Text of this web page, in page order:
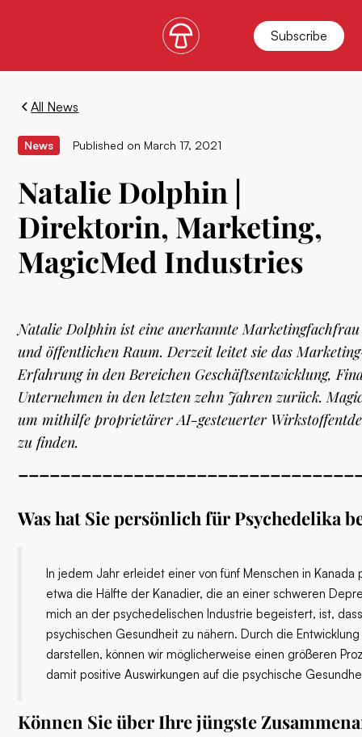
Subscribe
All News
News Published on March 17, 2021
Natalie Dolphin |
Direktorin, Marketing,
MagicMed Industries
Natalie Dolphin ist eine anerkannte
und öffentlichen Raum. Derzeit leitet sie das
Erfahrung in den Bereichen Geschäftsentwicklung,
Unternehmen in den letzten zehn Jahren zurück.
um mithilfe proprietärer AI-gesteuerter
zu finden.
Was hat Sie persönlich für Psychedelika
In jedem Jahr erleidet einer von fünf Menschen in
etwa die Hälfte der Kanadier, die an einer schweren
mich an der psychedelischen Industrie begeistert, ist,
psychischen Gesundheit zu nähern. Durch die
darstellen, können wir möglicherweise einen größeren
damit positive Auswirkungen auf die psychische
Können Sie über Ihre jüngste